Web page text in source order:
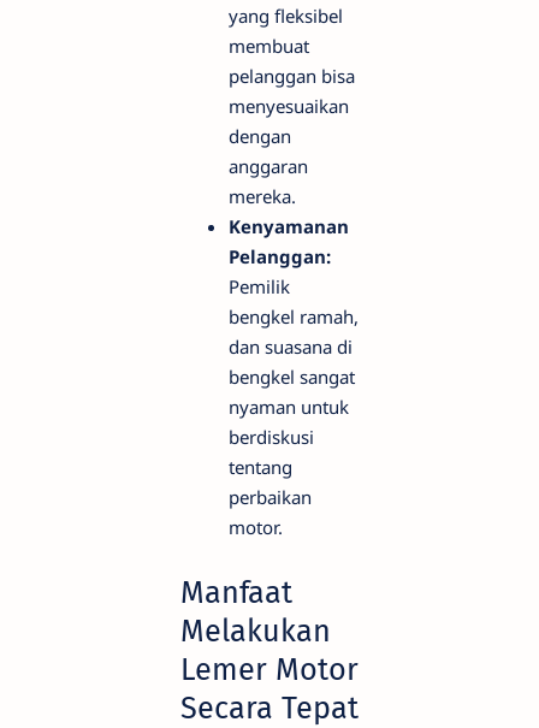
yang fleksibel
membuat
pelanggan bisa
menyesuaikan
dengan
anggaran
mereka.
Kenyamanan
Pelanggan:
Pemilik
bengkel ramah,
dan suasana di
bengkel sangat
nyaman untuk
berdiskusi
tentang
perbaikan
motor.
Manfaat
Melakukan
Lemer Motor
Secara Tepat